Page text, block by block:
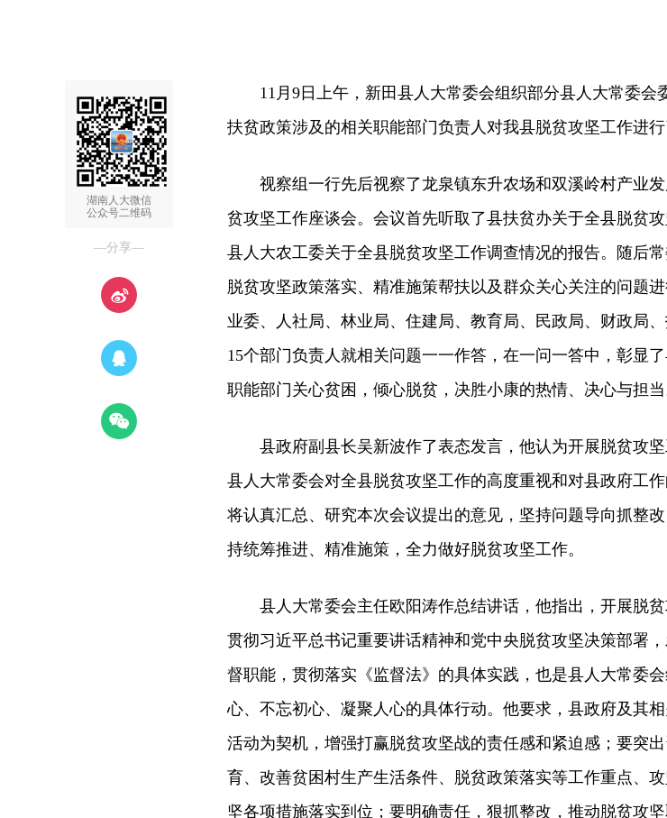
湖南人大微信
公众号二维码
—分享—
11月9日上午，新田县人大常委会组织部分县人大常委会
扶贫政策涉及的相关职能部门负责人对我县脱贫攻坚工作进行
视察组一行先后视察了龙泉镇东升农场和双溪岭村产业发
贫攻坚工作座谈会。会议首先听取了县扶贫办关于全县脱贫
县人大农工委关于全县脱贫攻坚工作调查情况的报告。随后
脱贫攻坚政策落实、精准施策帮扶以及群众关心关注的问题
业委、人社局、林业局、住建局、教育局、民政局、财政局
15个部门负责人就相关问题一一作答，在一问一答中，彰显
职能部门关心贫困，倾心脱贫，决胜小康的热情、决心与担当
县政府副县长吴新波作了表态发言，他认为开展脱贫攻坚
县人大常委会对全县脱贫攻坚工作的高度重视和对县政府工
将认真汇总、研究本次会议提出的意见，坚持问题导向抓整
持统筹推进、精准施策，全力做好脱贫攻坚工作。
县人大常委会主任欧阳涛作总结讲话，他指出，开展脱贫
贯彻习近平总书记重要讲话精神和党中央脱贫攻坚决策部署
督职能，贯彻落实《监督法》的具体实践，也是县人大常委
心、不忘初心、凝聚人心的具体行动。他要求，县政府及其
活动为契机，增强打赢脱贫攻坚战的责任感和紧迫感；要突
育、改善贫困村生产生活条件、脱贫政策落实等工作重点、
坚各项措施落实到位；要明确责任，狠抓整改，推动脱贫攻坚